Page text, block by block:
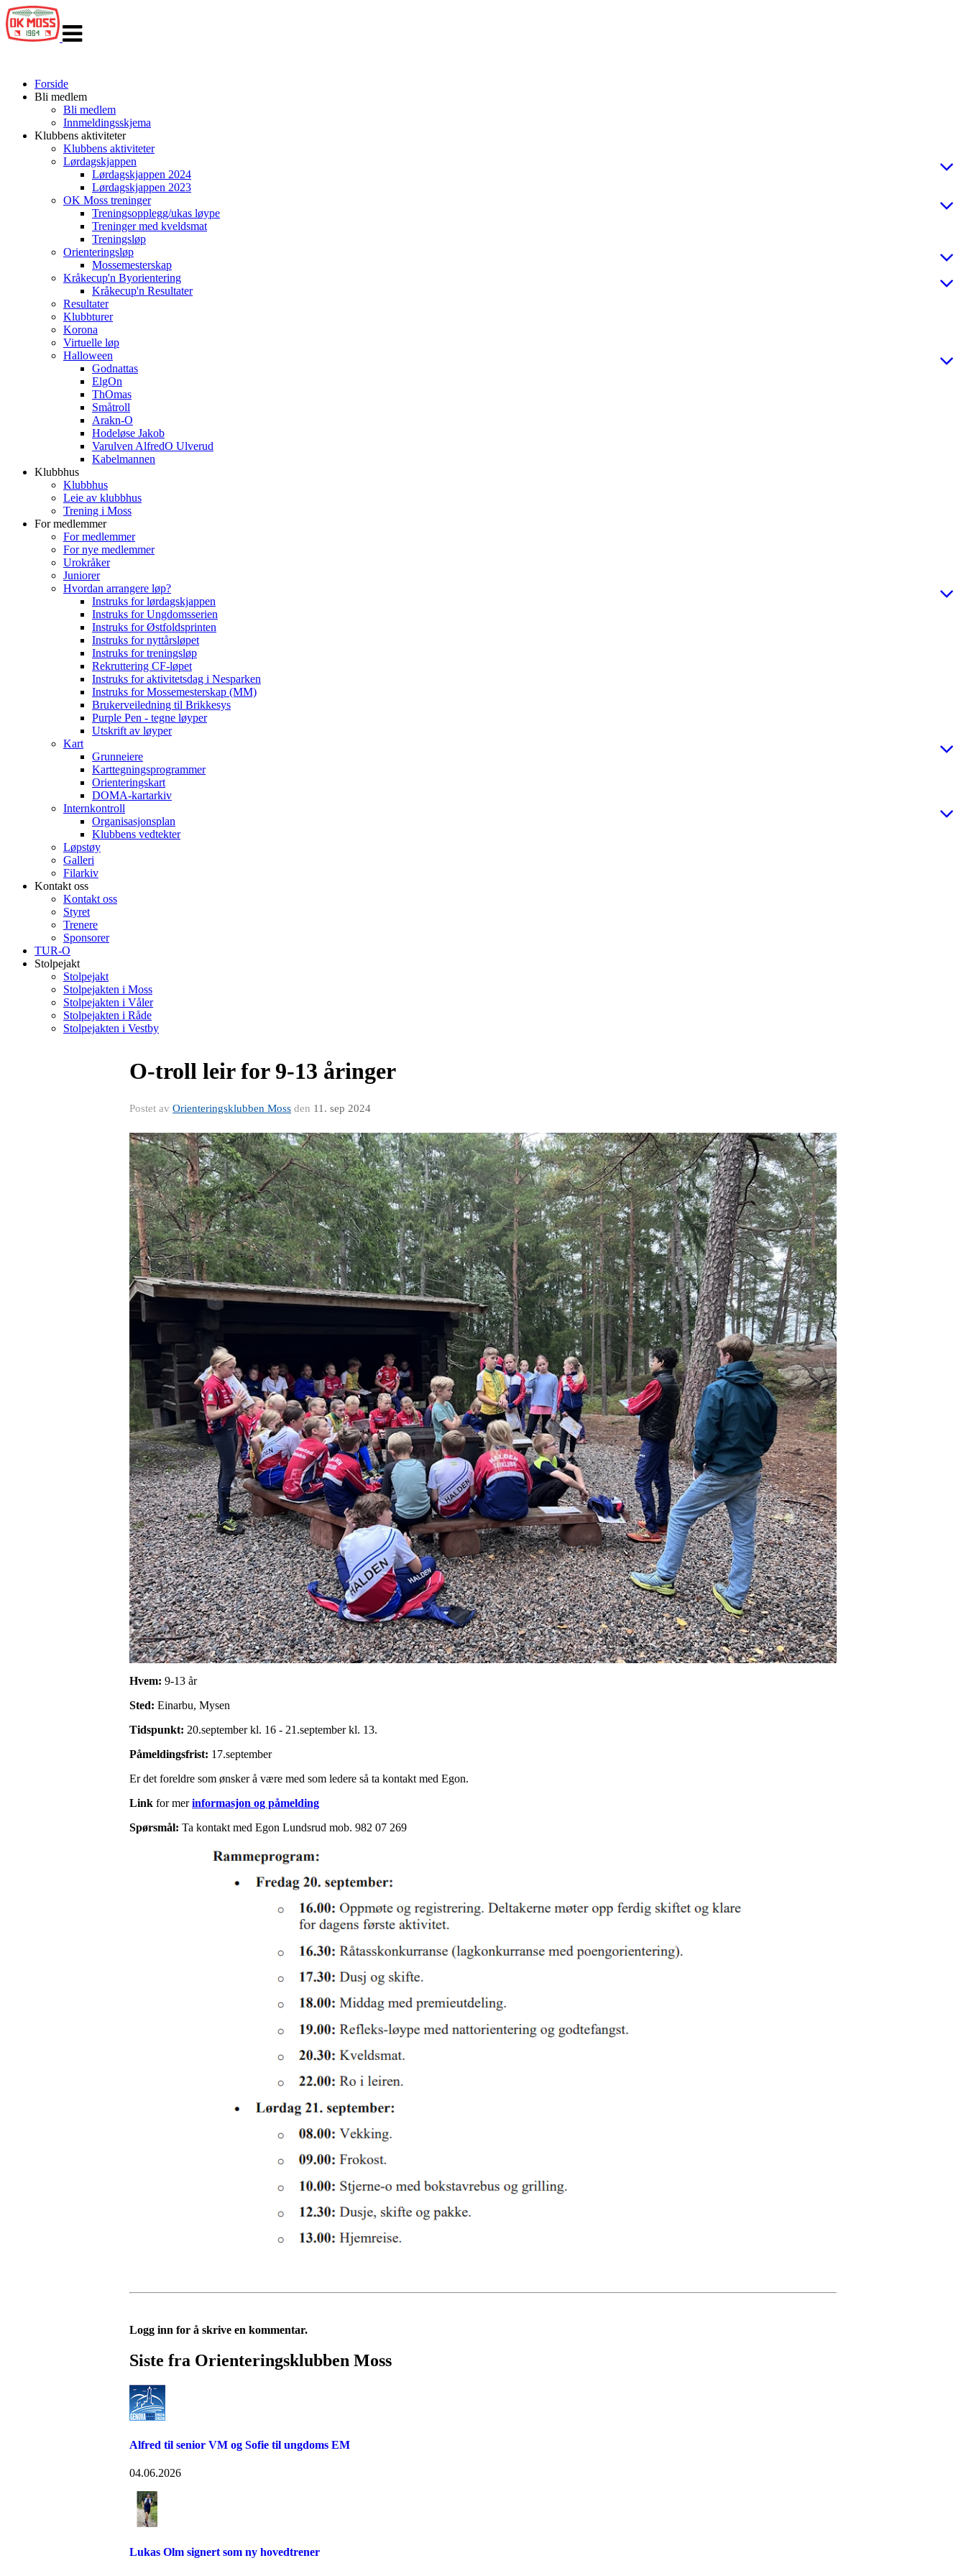
navigasjon
Forside
Bli medlem
Bli medlem
Innmeldingsskjema
Klubbens aktiviteter
Klubbens aktiviteter
Lørdagskjappen
Lørdagskjappen 2024
Lørdagskjappen 2023
OK Moss treninger
Treningsopplegg/ukas løype
Treninger med kveldsmat
Treningsløp
Orienteringsløp
Mossemesterskap
Kråkecup'n Byorientering
Kråkecup'n Resultater
Resultater
Klubbturer
Korona
Virtuelle løp
Halloween
Godnattas
ElgOn
ThOmas
Småtroll
Arakn-O
Hodeløse Jakob
Varulven AlfredO Ulverud
Kabelmannen
Klubbhus
Klubbhus
Leie av klubbhus
Trening i Moss
For medlemmer
For medlemmer
For nye medlemmer
Urokråker
Juniorer
Hvordan arrangere løp?
Instruks for lørdagskjappen
Instruks for Ungdomsserien
Instruks for Østfoldsprinten
Instruks for nyttårsløpet
Instruks for treningsløp
Rekruttering CF-løpet
Instruks for aktivitetsdag i Nesparken
Instruks for Mossemesterskap (MM)
Brukerveiledning til Brikkesys
Purple Pen - tegne løyper
Utskrift av løyper
Kart
Grunneiere
Karttegningsprogrammer
Orienteringskart
DOMA-kartarkiv
Internkontroll
Organisasjonsplan
Klubbens vedtekter
Løpstøy
Galleri
Filarkiv
Kontakt oss
Kontakt oss
Styret
Trenere
Sponsorer
TUR-O
Stolpejakt
Stolpejakt
Stolpejakten i Moss
Stolpejakten i Våler
Stolpejakten i Råde
Stolpejakten i Vestby
O-troll leir for 9-13 åringer
Postet av Orienteringsklubben Moss den 11. sep 2024
Hvem: 9-13 år
Sted: Einarbu, Mysen
Tidspunkt: 20.september kl. 16 - 21.september kl. 13.
Påmeldingsfrist: 17.september
Er det foreldre som ønsker å være med som ledere så ta kontakt med Egon.
Link for merinformasjon og påmelding
Spørsmål: Ta kontakt med Egon Lundsrud mob. 982 07 269
Logg inn for å skrive en kommentar.
Siste fra Orienteringsklubben Moss
Alfred til senior VM og Sofie til ungdoms EM
04.06.2026
Lukas Olm signert som ny hovedtrener